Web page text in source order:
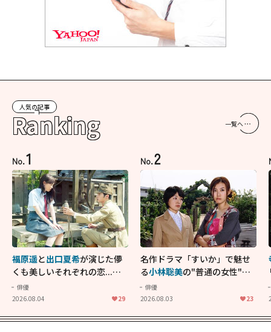
人気の記事
Ranking 一覧へ
No.1
福原遥と出口夏希が演じた儚
くも美しいそれぞれの恋...生
きることの尊さを教えてくれ
た映画「あの花が咲く丘で、
俳優
2026.08.04
29
No.2
名作ドラマ「すいか」で魅せ
る小林聡美の"普通の女性"が
大人に刺さる...映画「かもめ
食堂」にも通じる静かな芝居
俳優
2026.08.03
23